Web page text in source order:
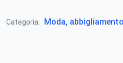
Categoria: Moda, abbigliamento